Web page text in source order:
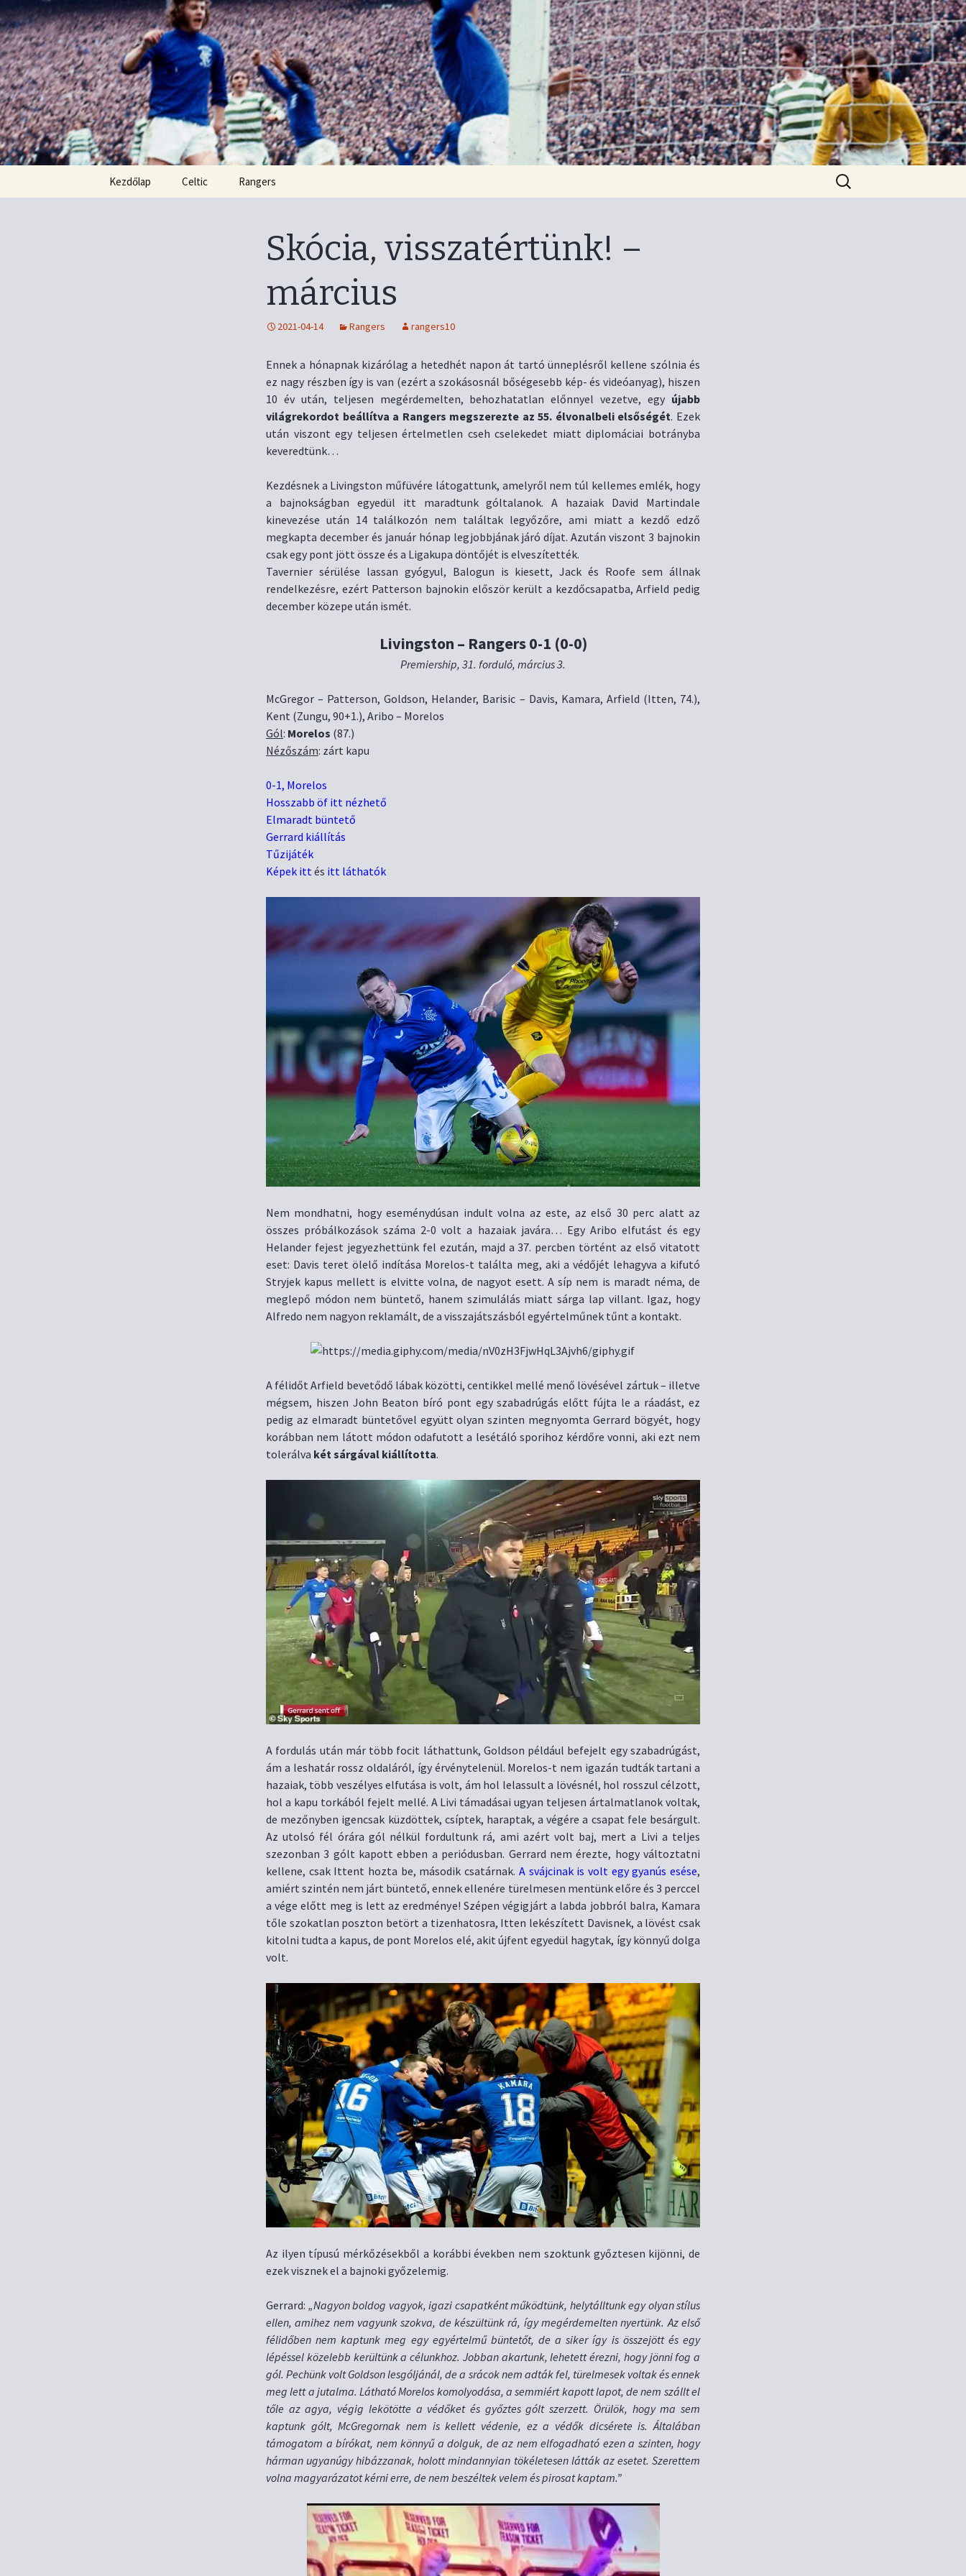
Old Firm blog
Kordon nélkül
Kezdőlap Celtic Rangers
Keresés:
Skócia, visszatértünk! –
március
2021-04-14 Rangers rangers10
Ennek a hónapnak kizárólag a hetedhét napon át tartó ünneplésről kellene szólnia és
ez nagy részben így is van (ezért a szokásosnál bőségesebb kép- és videóanyag), hiszen
10 év után, teljesen megérdemelten, behozhatatlan előnnyel vezetve, egy újabb
világrekordot beállítva a Rangers megszerezte az 55. élvonalbeli elsőségét. Ezek
után viszont egy teljesen értelmetlen cseh cselekedet miatt diplomáciai botrányba
keveredtünk…
Kezdésnek a Livingston műfüvére látogattunk, amelyről nem túl kellemes emlék, hogy
a bajnokságban egyedül itt maradtunk góltalanok. A hazaiak David Martindale
kinevezése után 14 találkozón nem találtak legyőzőre, ami miatt a kezdő edző
megkapta december és január hónap legjobbjának járó díjat. Azután viszont 3 bajnokin
csak egy pont jött össze és a Ligakupa döntőjét is elveszítették.
Tavernier sérülése lassan gyógyul, Balogun is kiesett, Jack és Roofe sem állnak
rendelkezésre, ezért Patterson bajnokin először került a kezdőcsapatba, Arfield pedig
december közepe után ismét.
Livingston – Rangers 0-1 (0-0)
Premiership, 31. forduló, március 3.
McGregor – Patterson, Goldson, Helander, Barisic – Davis, Kamara, Arfield (Itten, 74.),
Kent (Zungu, 90+1.), Aribo – Morelos
Gól: Morelos (87.)
Nézőszám: zárt kapu
0-1, Morelos
Hosszabb öf itt nézhető
Elmaradt büntető
Gerrard kiállítás
Tűzijáték
Képek ittés itt láthatók
Nem mondhatni, hogy eseménydúsan indult volna az este, az első 30 perc alatt az
összes próbálkozások száma 2-0 volt a hazaiak javára… Egy Aribo elfutást és egy
Helander fejest jegyezhettünk fel ezután, majd a 37. percben történt az első vitatott
eset: Davis teret ölelő indítása Morelos-t találta meg, aki a védőjét lehagyva a kifutó
Stryjek kapus mellett is elvitte volna, de nagyot esett. A síp nem is maradt néma, de
meglepő módon nem büntető, hanem szimulálás miatt sárga lap villant. Igaz, hogy
Alfredo nem nagyon reklamált, de a visszajátszásból egyértelműnek tűnt a kontakt.
A félidőt Arfield bevetődő lábak közötti, centikkel mellé menő lövésével zártuk – illetve
mégsem, hiszen John Beaton bíró pont egy szabadrúgás előtt fújta le a ráadást, ez
pedig az elmaradt büntetővel együtt olyan szinten megnyomta Gerrard bögyét, hogy
korábban nem látott módon odafutott a lesétáló sporihoz kérdőre vonni, aki ezt nem
tolerálva két sárgával kiállította.
A fordulás után már több focit láthattunk, Goldson például befejelt egy szabadrúgást,
ám a leshatár rossz oldaláról, így érvénytelenül. Morelos-t nem igazán tudták tartani a
hazaiak, több veszélyes elfutása is volt, ám hol lelassult a lövésnél, hol rosszul célzott,
hol a kapu torkából fejelt mellé. A Livi támadásai ugyan teljesen ártalmatlanok voltak,
de mezőnyben igencsak küzdöttek, csíptek, haraptak, a végére a csapat fele besárgult.
Az utolsó fél órára gól nélkül fordultunk rá, ami azért volt baj, mert a Livi a teljes
szezonban 3 gólt kapott ebben a periódusban. Gerrard nem érezte, hogy változtatni
kellene, csak Ittent hozta be, második csatárnak. A svájcinak is volt egy gyanús esése,
amiért szintén nem járt büntető, ennek ellenére türelmesen mentünk előre és 3 perccel
a vége előtt meg is lett az eredménye! Szépen végigjárt a labda jobbról balra, Kamara
tőle szokatlan poszton betört a tizenhatosra, Itten lekészített Davisnek, a lövést csak
kitolni tudta a kapus, de pont Morelos elé, akit újfent egyedül hagytak, így könnyű dolga
volt.
Az ilyen típusú mérkőzésekből a korábbi években nem szoktunk győztesen kijönni, de
ezek visznek el a bajnoki győzelemig.
Gerrard: „Nagyon boldog vagyok, igazi csapatként működtünk, helytálltunk egy olyan stílus
ellen, amihez nem vagyunk szokva, de készültünk rá, így megérdemelten nyertünk. Az első
félidőben nem kaptunk meg egy egyértelmű büntetőt, de a siker így is összejött és egy
lépéssel közelebb kerültünk a célunkhoz. Jobban akartunk, lehetett érezni, hogy jönni fog a
gól. Pechünk volt Goldson lesgóljánál, de a srácok nem adták fel, türelmesek voltak és ennek
meg lett a jutalma. Látható Morelos komolyodása, a semmiért kapott lapot, de nem szállt el
tőle az agya, végig lekötötte a védőket és győztes gólt szerzett. Örülök, hogy ma sem
kaptunk gólt, McGregornak nem is kellett védenie, ez a védők dicsérete is. Általában
támogatom a bírókat, nem könnyű a dolguk, de az nem elfogadható ezen a szinten, hogy
hárman ugyanúgy hibázzanak, holott mindannyian tökéletesen látták az esetet. Szerettem
volna magyarázatot kérni erre, de nem beszéltek velem és pirosat kaptam.”